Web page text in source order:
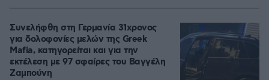
Συνελήφθη στη Γερμανία 31χρονος
για δολοφονίες μελών της Greek
Mafia, κατηγορείται και για την
εκτέλεση με 97 σφαίρες του Βαγγέλη
Ζαμπούνη